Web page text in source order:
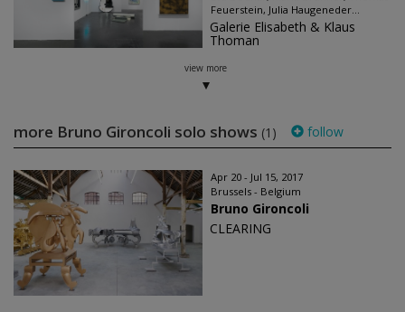
Feuerstein, Julia Haugeneder...
Galerie Elisabeth & Klaus
Thoman
view more
more Bruno Gironcoli solo shows (1) follow
Apr 20 - Jul 15, 2017
Brussels - Belgium
Bruno Gironcoli
CLEARING